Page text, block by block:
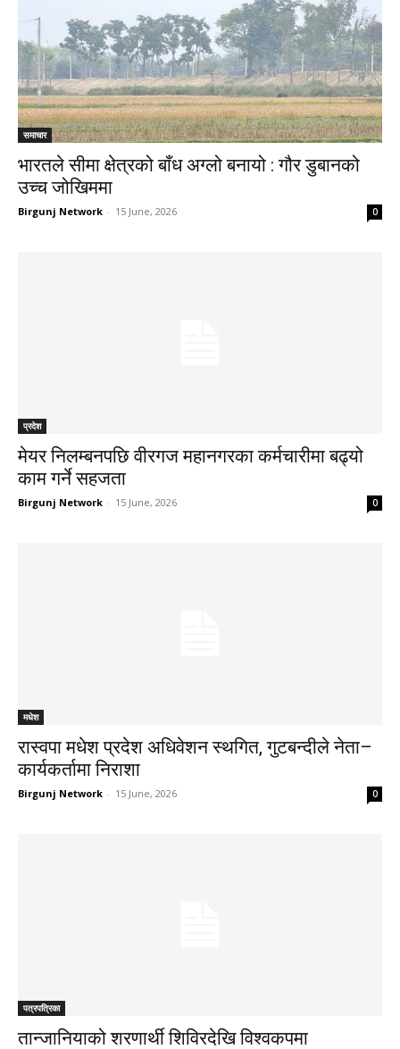
समाचार
भारतले सीमा क्षेत्रको बाँध अग्लो बनायो : गौर डुबानको
उच्च जोखिममा
Birgunj Network - 15 June, 2026 0
प्रदेश
मेयर निलम्बनपछि वीरगज महानगरका कर्मचारीमा बढ्यो
काम गर्ने सहजता
Birgunj Network - 15 June, 2026 0
मधेश
रास्वपा मधेश प्रदेश अधिवेशन स्थगित, गुटबन्दीले नेता–
कार्यकर्तामा निराशा
Birgunj Network - 15 June, 2026 0
पत्रपत्रिका
तान्जानियाको शरणार्थी शिविरदेखि विश्वकपमा